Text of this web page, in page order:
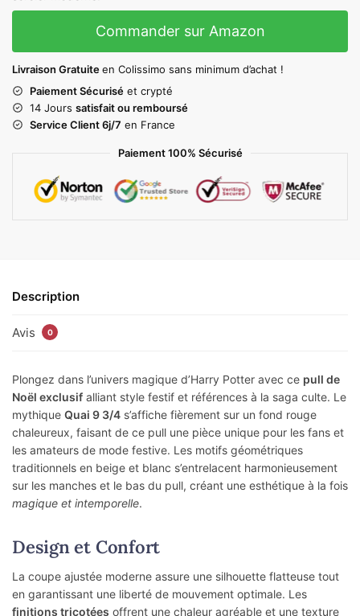
Commander sur Amazon
Livraison Gratuiteen Colissimo sans minimum d’achat !
Paiement Sécurisé et crypté
14 Jours satisfait ou remboursé
Service Client 6j/7 en France
Paiement 100% Sécurisé
Description
Avis 0
Plongez dans l’univers magique d’Harry Potter avec ce pull de
Noël exclusif alliant style festif et références à la saga culte. Le
mythique Quai 9 3/4 s’affiche fièrement sur un fond rouge
chaleureux, faisant de ce pull une pièce unique pour les fans et
les amateurs de mode festive. Les motifs géométriques
traditionnels en beige et blanc s’entrelacent harmonieusement
sur les manches et le bas du pull, créant une esthétique à la fois
magique et intemporelle.
Design et Confort
La coupe ajustée moderne assure une silhouette flatteuse tout
en garantissant une liberté de mouvement optimale. Les
finitions tricotées offrent une chaleur agréable et une texture